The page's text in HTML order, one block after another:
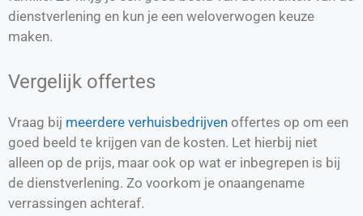
dienstverlening en kun je een weloverwogen keuze
maken.
Vergelijk offertes
Vraag bij meerdere verhuisbedrijven offertes op om een
goed beeld te krijgen van de kosten. Let hierbij niet
alleen op de prijs, maar ook op wat er inbegrepen is bij
de dienstverlening. Zo voorkom je onaangename
verrassingen achteraf.